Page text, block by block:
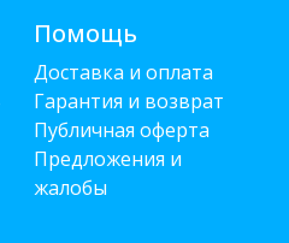
Помощь
Доставка и оплата
Гарантия и возврат
Публичная оферта
Предложения и
жалобы